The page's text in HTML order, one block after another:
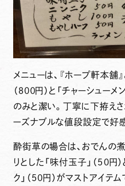
メニューは、『ホープ軒本舗
（８００円）と「チャーシューメ
のみと潔い。丁寧に下拵えさ
ーズナブルな値段設定で好
酔街草の場合は、おでんの
りとした「味付玉子」（５０円
ク」（５０円）がマストアイテ